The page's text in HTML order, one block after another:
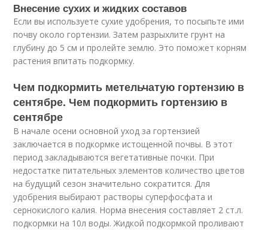
Внесение сухих и жидких составов
Если вы используете сухие удобрения, то посыпьте ими
почву около гортензии. Затем разрыхлите грунт на
глубину до 5 см и пролейте землю. Это поможет корням
растения впитать подкормку.
Чем подкормить метельчатую гортензию в
сентябре. Чем подкормить гортензию в
сентябре
В начале осени основной уход за гортензией
заключается в подкормке истощенной почвы. В этот
период закладываются вегетативные почки. При
недостатке питательных элементов количество цветов
на будущий сезон значительно сократится. Для
удобрения выбирают растворы суперфосфата и
сернокислого калия. Норма внесения составляет 2 ст.л.
подкормки на 10л воды. Жидкой подкормкой проливают